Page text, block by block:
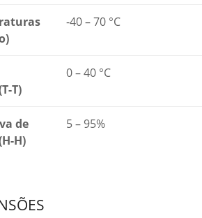
-40 – 70 °C
T)
0 – 40 °C
de
H)
5 – 95%